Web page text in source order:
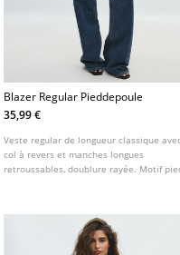
Blazer Regular Pieddepoule
35,99 €
Veste regular de longueur classique
col à revers et manches longues
retroussables, doublure rayée. Motif